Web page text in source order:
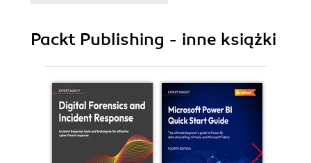
9. Advanced formula combinations
11. Using API Integration and Add-on Options
12. Note Taking, Knowledge Management, and
Wiki Example
13. Other Example Use Cases
Packt Publishing - inne książki